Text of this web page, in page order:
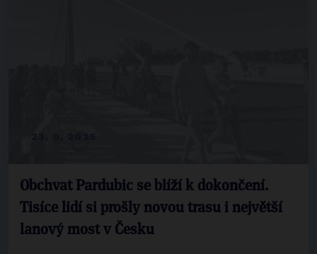
Obchvat Pardubic se blíží k dokončení.
Tisíce lidí si prošly novou trasu i největší
lanový most v Česku